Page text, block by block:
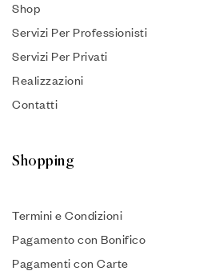
Shop
Servizi Per Professionisti
Servizi Per Privati
Realizzazioni
Contatti
Shopping
Termini e Condizioni
Pagamento con Bonifico
Pagamenti con Carte